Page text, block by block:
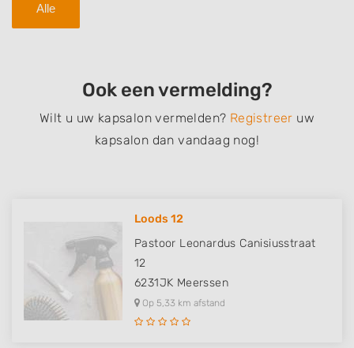
Alle
Ook een vermelding?
Wilt u uw kapsalon vermelden? Registreer uw
kapsalon dan vandaag nog!
Loods 12
Pastoor Leonardus Canisiusstraat
12
6231JK Meerssen
Op 5,33 km afstand